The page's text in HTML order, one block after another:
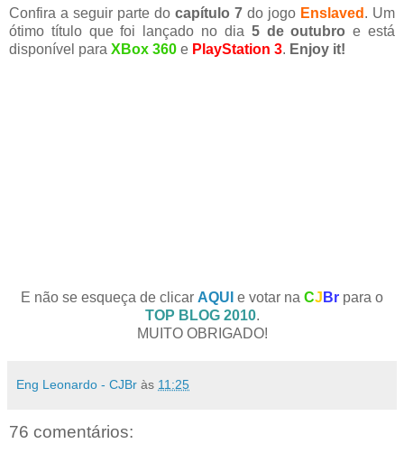
Confira a seguir parte do capítulo 7 do jogo Enslaved . Um
ótimo título que foi lançado no dia 5 de outubro e está
disponível para XBox 360 e PlayStation 3. Enjoy it!
E não se esqueça de clicar AQUI e votar na CJ Br para o
TOP BLOG 2010.
MUITO OBRIGADO!
Eng Leonardo - CJBr às 11:25
76 comentários: